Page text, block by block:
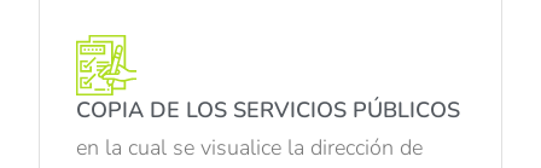
COPIA DE LOS SERVICIOS PÚBLICOS
en la cual se visualice la dirección de